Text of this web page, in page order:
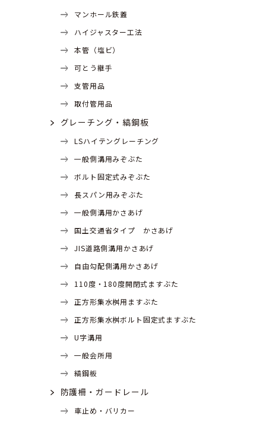
マンホール鉄蓋
ハイジャスター工法
本管（塩ビ）
可とう継手
支管用品
取付管用品
グレーチング・縞鋼板
LSハイテングレーチング
一般側溝用みぞぶた
ボルト固定式みぞぶた
長スパン用みぞぶた
一般側溝用かさあげ
国土交通省タイプ かさあげ
JIS道路側溝用かさあげ
自由勾配側溝用かさあげ
110度・180度開閉式ますぶた
正方形集水桝用ますぶた
正方形集水桝ボルト固定式ますぶた
U字溝用
一般会所用
縞鋼板
防護柵・ガードレール
車止め・バリカー